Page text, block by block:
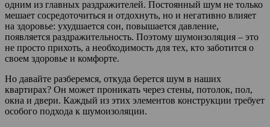
одним из главных раздражителей. Постоянный шум не только
мешает сосредоточиться и отдохнуть, но и негативно влияет
на здоровье: ухудшается сон, повышается давление,
появляется раздражительность. Поэтому шумоизоляция – это
не просто прихоть, а необходимость для тех, кто заботится о
своем здоровье и комфорте.
Но давайте разберемся, откуда берется шум в наших
квартирах? Он может проникать через стены, потолок, пол,
окна и двери. Каждый из этих элементов конструкции требует
особого подхода к шумоизоляции.